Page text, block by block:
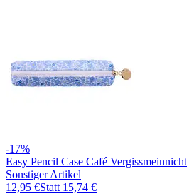
-17%
Easy Pencil Case Café Vergissmeinnicht
Sonstiger Artikel
12,95 €Statt 15,74 €